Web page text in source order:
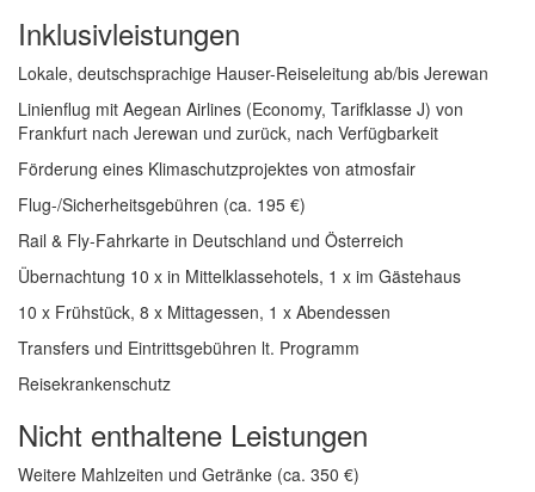
Inklusivleistungen
Lokale, deutschsprachige Hauser-Reiseleitung ab/bis Jerewan
Linienflug mit Aegean Airlines (Economy, Tarifklasse J) von
Frankfurt nach Jerewan und zurück, nach Verfügbarkeit
Förderung eines Klimaschutzprojektes von atmosfair
Flug-/Sicherheitsgebühren (ca. 195 €)
Rail & Fly-Fahrkarte in Deutschland und Österreich
Übernachtung 10 x in Mittelklassehotels, 1 x im Gästehaus
10 x Frühstück, 8 x Mittagessen, 1 x Abendessen
Transfers und Eintrittsgebühren lt. Programm
Reisekrankenschutz
Nicht enthaltene Leistungen
Weitere Mahlzeiten und Getränke (ca. 350 €)